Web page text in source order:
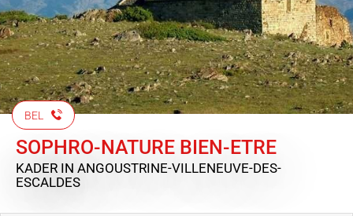
BEL
SOPHRO-NATURE BIEN-ETRE
KADER IN ANGOUSTRINE-VILLENEUVE-DES-
ESCALDES